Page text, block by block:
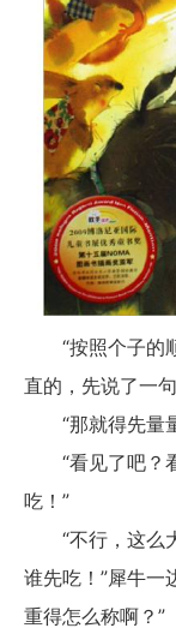
“按照个子的顺
直的，先说了一句
“那就得先量
“看见了吧？看
吃！”
“不行，这么大
谁先吃！”犀牛一
重得怎么称啊？”